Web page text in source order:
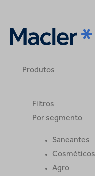
Produtos
Filtros
Por segmento
Saneantes
Cosméticos
Agro